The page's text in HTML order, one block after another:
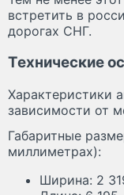
встретить в
дорогах СНГ.
Технические
Характеристики
зависимости от
Габаритные
миллиметрах):
Ширина: 2